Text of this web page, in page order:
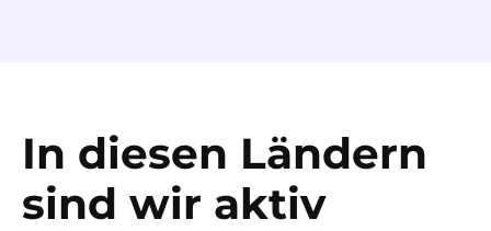
In diesen Ländern
sind wir aktiv